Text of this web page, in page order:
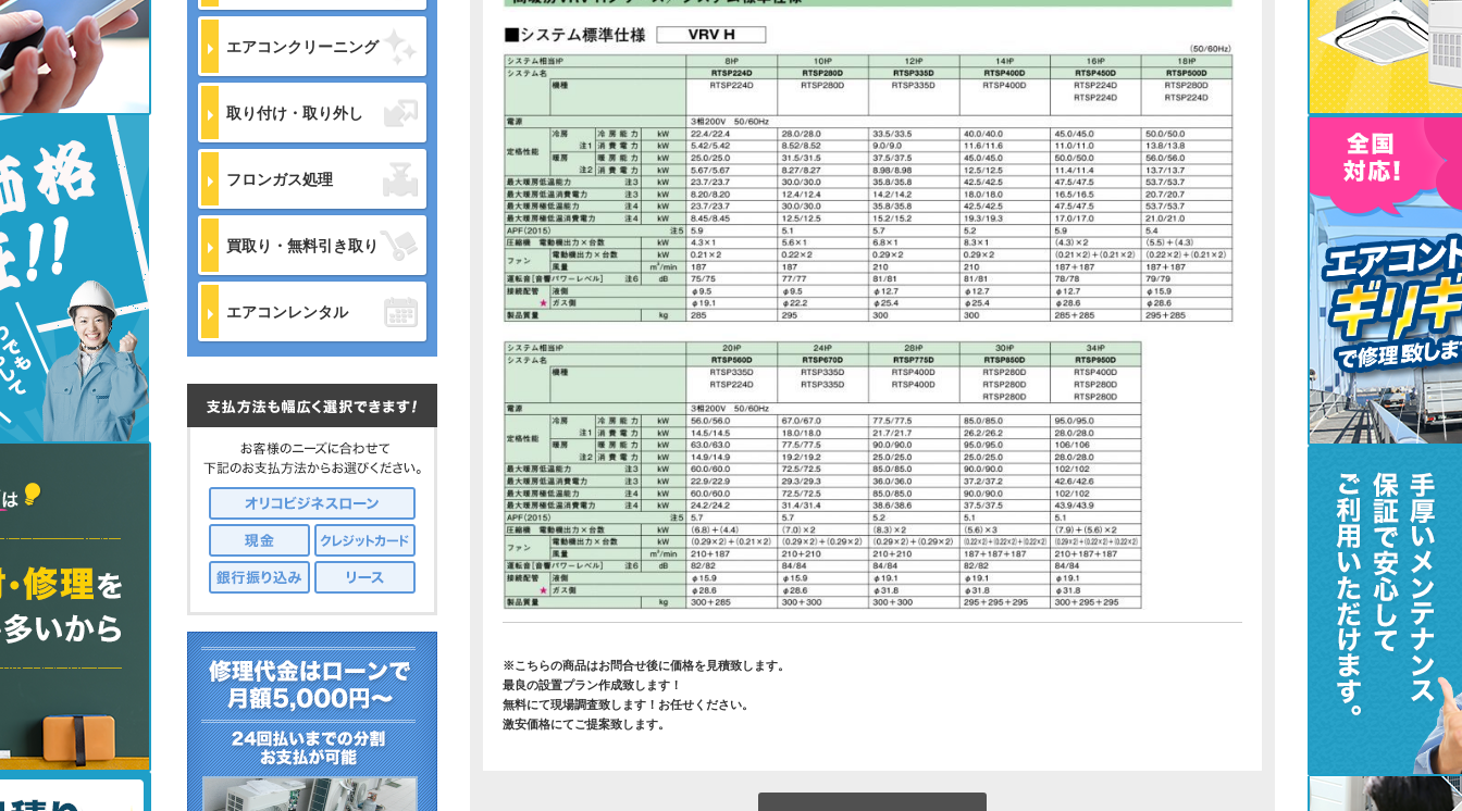
※こちらの商品はお問合せ後に価格を見積致します。
最良の設置プラン作成致します！
無料にて現場調査致します！お任せください。
激安価格にてご提案致します。
エアコンクリーニング
取り付け・取り外し
フロンガス処理
買取り・無料引き取り
エアコンレンタル